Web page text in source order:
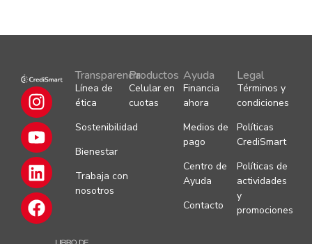
Transparencia
Línea de
ética
Sostenibilidad
Bienestar
Trabaja con
nosotros
Productos
Celular en
cuotas
Ayuda
Financia
ahora
Medios de
pago
Centro de
Ayuda
Contacto
Legal
Términos y
condiciones
Políticas
CrediSmart
Políticas de
actividades
y
promociones